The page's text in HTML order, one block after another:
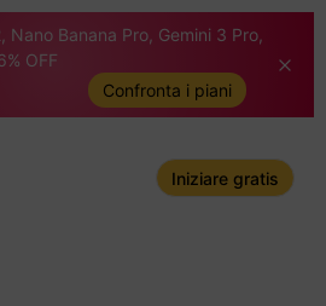
Banana Pro, Gemini 3 Pro,
OFF
Confronta i piani
Iniziare gratis